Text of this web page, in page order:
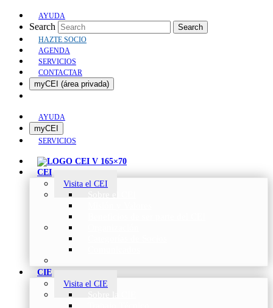
AYUDA
Search Search
HAZTE SOCIO
AGENDA
SERVICIOS
CONTACTAR
myCEI (área privada)
AYUDA
myCEI
SERVICIOS
CEI
Visita el CEI
CIE
Visita el CIE